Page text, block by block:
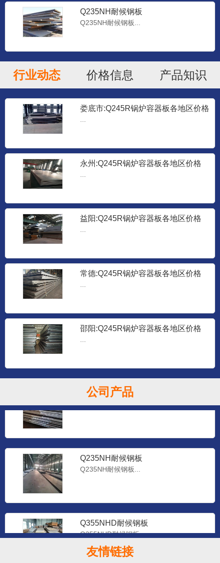
Q235NH耐候钢板
Q235NH耐候钢板...
行业动态 价格信息 产品知识
娄底市:Q245R锅炉容器板各地区价格
永州:Q245R锅炉容器板各地区价格
益阳:Q245R锅炉容器板各地区价格
常德:Q245R锅炉容器板各地区价格
邵阳:Q245R锅炉容器板各地区价格
公司产品
耐候钢板
耐候钢板...
Q235NHD耐候钢板
Q235NHB耐候钢板
Q235NHB耐候钢板...
Q235NH耐候钢板
Q235NH耐候钢板...
Q355NHD耐候钢板
Q355NHD耐候钢板...
友情链接